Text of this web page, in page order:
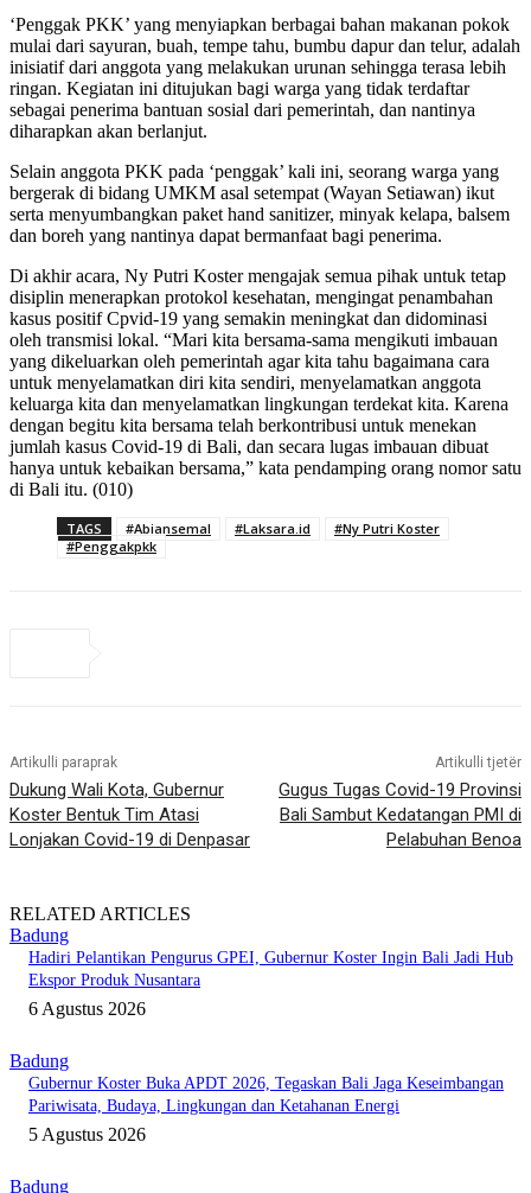
‘Penggak PKK’ yang menyiapkan berbagai bahan makanan pokok
mulai dari sayuran, buah, tempe tahu, bumbu dapur dan telur, adalah
inisiatif dari anggota yang melakukan urunan sehingga terasa lebih
ringan. Kegiatan ini ditujukan bagi warga yang tidak terdaftar
sebagai penerima bantuan sosial dari pemerintah, dan nantinya
diharapkan akan berlanjut.
Selain anggota PKK pada ‘penggak’ kali ini, seorang warga yang
bergerak di bidang UMKM asal setempat (Wayan Setiawan) ikut
serta menyumbangkan paket hand sanitizer, minyak kelapa, balsem
dan boreh yang nantinya dapat bermanfaat bagi penerima.
Di akhir acara, Ny Putri Koster mengajak semua pihak untuk tetap
disiplin menerapkan protokol kesehatan, mengingat penambahan
kasus positif Cpvid-19 yang semakin meningkat dan didominasi
oleh transmisi lokal. “Mari kita bersama-sama mengikuti imbauan
yang dikeluarkan oleh pemerintah agar kita tahu bagaimana cara
untuk menyelamatkan diri kita sendiri, menyelamatkan anggota
keluarga kita dan menyelamatkan lingkungan terdekat kita. Karena
dengan begitu kita bersama telah berkontribusi untuk menekan
jumlah kasus Covid-19 di Bali, dan secara lugas imbauan dibuat
hanya untuk kebaikan bersama,” kata pendamping orang nomor satu
di Bali itu. (010)
TAGS #Abiansemal #Laksara.id
#Ny Putri Koster
#Penggakpkk
Artikulli paraprak
Dukung Wali Kota, Gubernur
Koster Bentuk Tim Atasi
Lonjakan Covid-19 di Denpasar
Artikulli tjetër
Gugus Tugas Covid-19 Provinsi
Bali Sambut Kedatangan PMI di
Pelabuhan Benoa
RELATED ARTICLES
Badung
Hadiri Pelantikan Pengurus GPEI, Gubernur Koster Ingin Bali Jadi Hub
Ekspor Produk Nusantara
6 Agustus 2026
Badung
Gubernur Koster Buka APDT 2026, Tegaskan Bali Jaga Keseimbangan
Pariwisata, Budaya, Lingkungan dan Ketahanan Energi
5 Agustus 2026
Badung